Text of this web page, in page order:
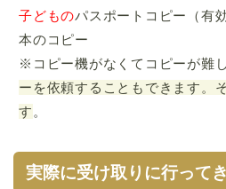
子どものパスポートコピー（有
本のコピー
※コピー機がなくてコピーが難し
ーを依頼することもできます。
す 。
実際に受け取りに行って